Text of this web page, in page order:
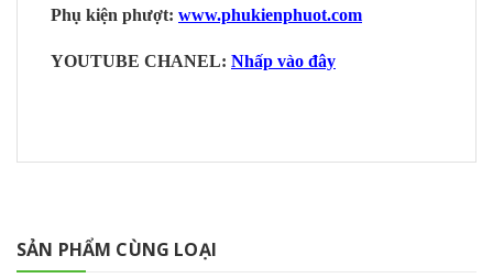
Phụ kiện phượt: www.phukienphuot.com
YOUTUBE CHANEL: Nhấp vào đây
SẢN PHẨM CÙNG LOẠI